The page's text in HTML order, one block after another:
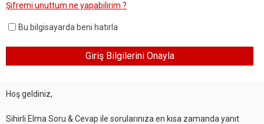
Şifremi unuttum ne yapabilirim ?
Bu bilgisayarda beni hatırla
Hoş geldiniz,
Sihirli Elma Soru & Cevap ile sorularınıza en kısa zamanda yanıt